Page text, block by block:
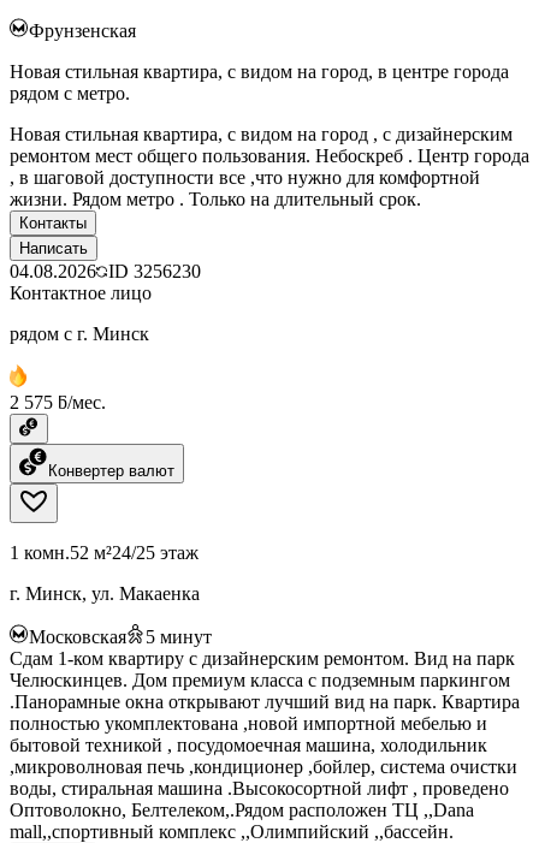
Фрунзенская
Новая стильная квартира, с видом на город, в центре города
рядом с метро.
Новая стильная квартира, с видом на город , с дизайнерским
ремонтом мест общего пользования. Небоскреб . Центр города
, в шаговой доступности все ,что нужно для комфортной
жизни. Рядом метро . Только на длительный срок.
Контакты
Написать
04.08.2026 ID 3256230
Контактное лицо
рядом с г. Минск
2 575 ƃ/мес.
Конвертер валют
1 комн.52 м²24/25 этаж
г. Минск, ул. Макаенка
Московская 5 минут
Сдам 1-ком квартиру с дизайнерским ремонтом. Вид на парк
Челюскинцев. Дом премиум класса с подземным паркингом
.Панорамные окна открывают лучший вид на парк. Квартира
полностью укомплектована ,новой импортной мебелью и
бытовой техникой , посудомоечная машина, холодильник
,микроволновая печь ,кондиционер ,бойлер, система очистки
воды, стиральная машина .Высокосортной лифт , проведено
Оптоволокно, Белтелеком,.Рядом расположен ТЦ ,,Dana
mall,,спортивный комплекс ,,Олимпийский ,,бассейн.